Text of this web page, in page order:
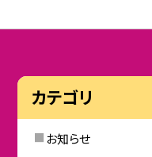
カテゴリ
お知らせ